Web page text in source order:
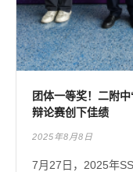
团体一等奖！二附
辩论赛创下佳绩
2025年8月8日
7月27日，2025年